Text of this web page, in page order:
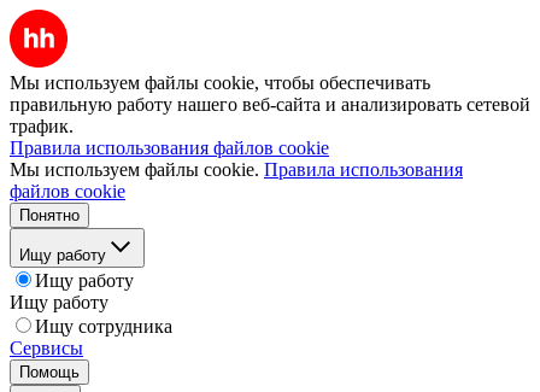
Мы используем файлы cookie, чтобы обеспечивать
правильную работу нашего веб-сайта и анализировать сетевой
трафик.
Правила использования файлов cookie
Мы используем файлы cookie. Правила использования
файлов cookie
Понятно
Ищу работу
Ищу работу
Ищу работу
Ищу сотрудника
Сервисы
Помощь